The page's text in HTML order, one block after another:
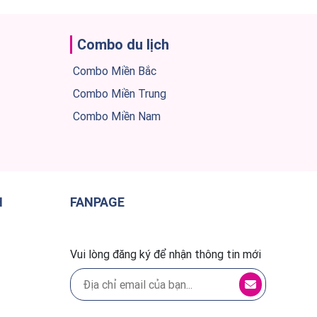
Combo du lịch
Combo Miền Bắc
Combo Miền Trung
Combo Miền Nam
FANPAGE
Vui lòng đăng ký để nhận thông tin mới